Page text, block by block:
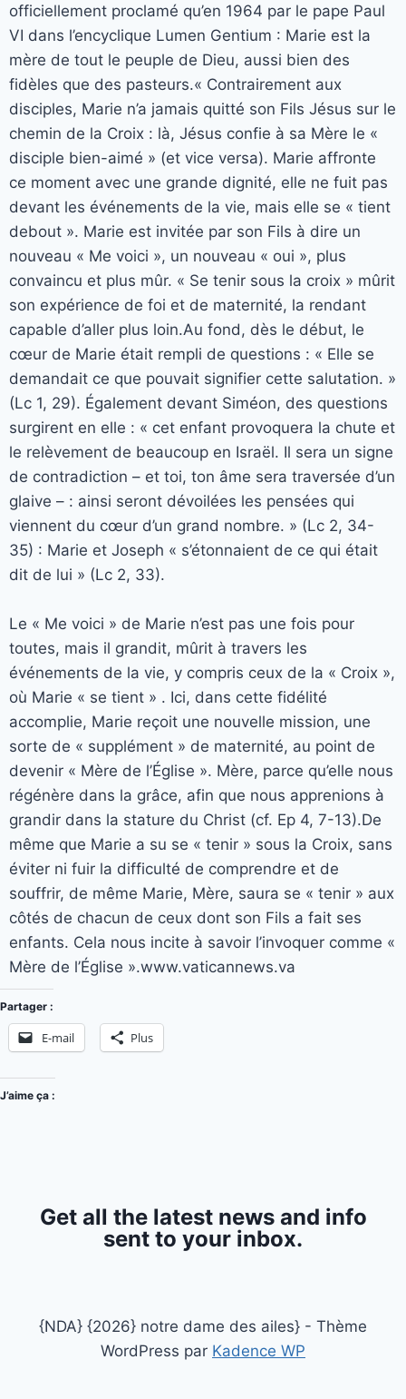
officiellement proclamé qu’en 1964 par le pape Paul
VI dans l’encyclique Lumen Gentium : Marie est la
mère de tout le peuple de Dieu, aussi bien des
fidèles que des pasteurs.« Contrairement aux
disciples, Marie n’a jamais quitté son Fils Jésus sur le
chemin de la Croix : là, Jésus confie à sa Mère le «
disciple bien-aimé » (et vice versa). Marie affronte
ce moment avec une grande dignité, elle ne fuit pas
devant les événements de la vie, mais elle se « tient
debout ». Marie est invitée par son Fils à dire un
nouveau « Me voici », un nouveau « oui », plus
convaincu et plus mûr. « Se tenir sous la croix » mûrit
son expérience de foi et de maternité, la rendant
capable d’aller plus loin.Au fond, dès le début, le
cœur de Marie était rempli de questions : « Elle se
demandait ce que pouvait signifier cette salutation. »
(Lc 1, 29). Également devant Siméon, des questions
surgirent en elle : « cet enfant provoquera la chute et
le relèvement de beaucoup en Israël. Il sera un signe
de contradiction – et toi, ton âme sera traversée d’un
glaive – : ainsi seront dévoilées les pensées qui
viennent du cœur d’un grand nombre. » (Lc 2, 34-
35) : Marie et Joseph « s’étonnaient de ce qui était
dit de lui » (Lc 2, 33).
Le « Me voici » de Marie n’est pas une fois pour
toutes, mais il grandit, mûrit à travers les
événements de la vie, y compris ceux de la « Croix »,
où Marie « se tient » . Ici, dans cette fidélité
accomplie, Marie reçoit une nouvelle mission, une
sorte de « supplément » de maternité, au point de
devenir « Mère de l’Église ». Mère, parce qu’elle nous
régénère dans la grâce, afin que nous apprenions à
grandir dans la stature du Christ (cf. Ep 4, 7-13).De
même que Marie a su se « tenir » sous la Croix, sans
éviter ni fuir la difficulté de comprendre et de
souffrir, de même Marie, Mère, saura se « tenir » aux
côtés de chacun de ceux dont son Fils a fait ses
enfants. Cela nous incite à savoir l’invoquer comme «
Mère de l’Église ».www.vaticannews.va
Partager :
E-mail Plus
J’aime ça :
Get all the latest news and info
sent to your inbox.
{NDA} {2026} notre dame des ailes} - Thème
WordPress par Kadence WP